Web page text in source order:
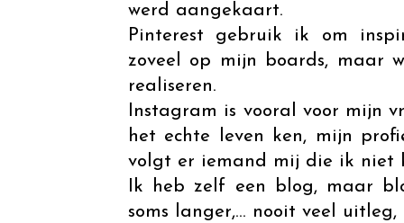
werd aangekaart.
Pinterest gebruik ik om
zoveel op mijn boards, maar
realiseren.
Instagram is vooral voor mijn
het echte leven ken, mijn
volgt er iemand mij die ik niet
Ik heb zelf een blog, maar
soms langer,... nooit veel